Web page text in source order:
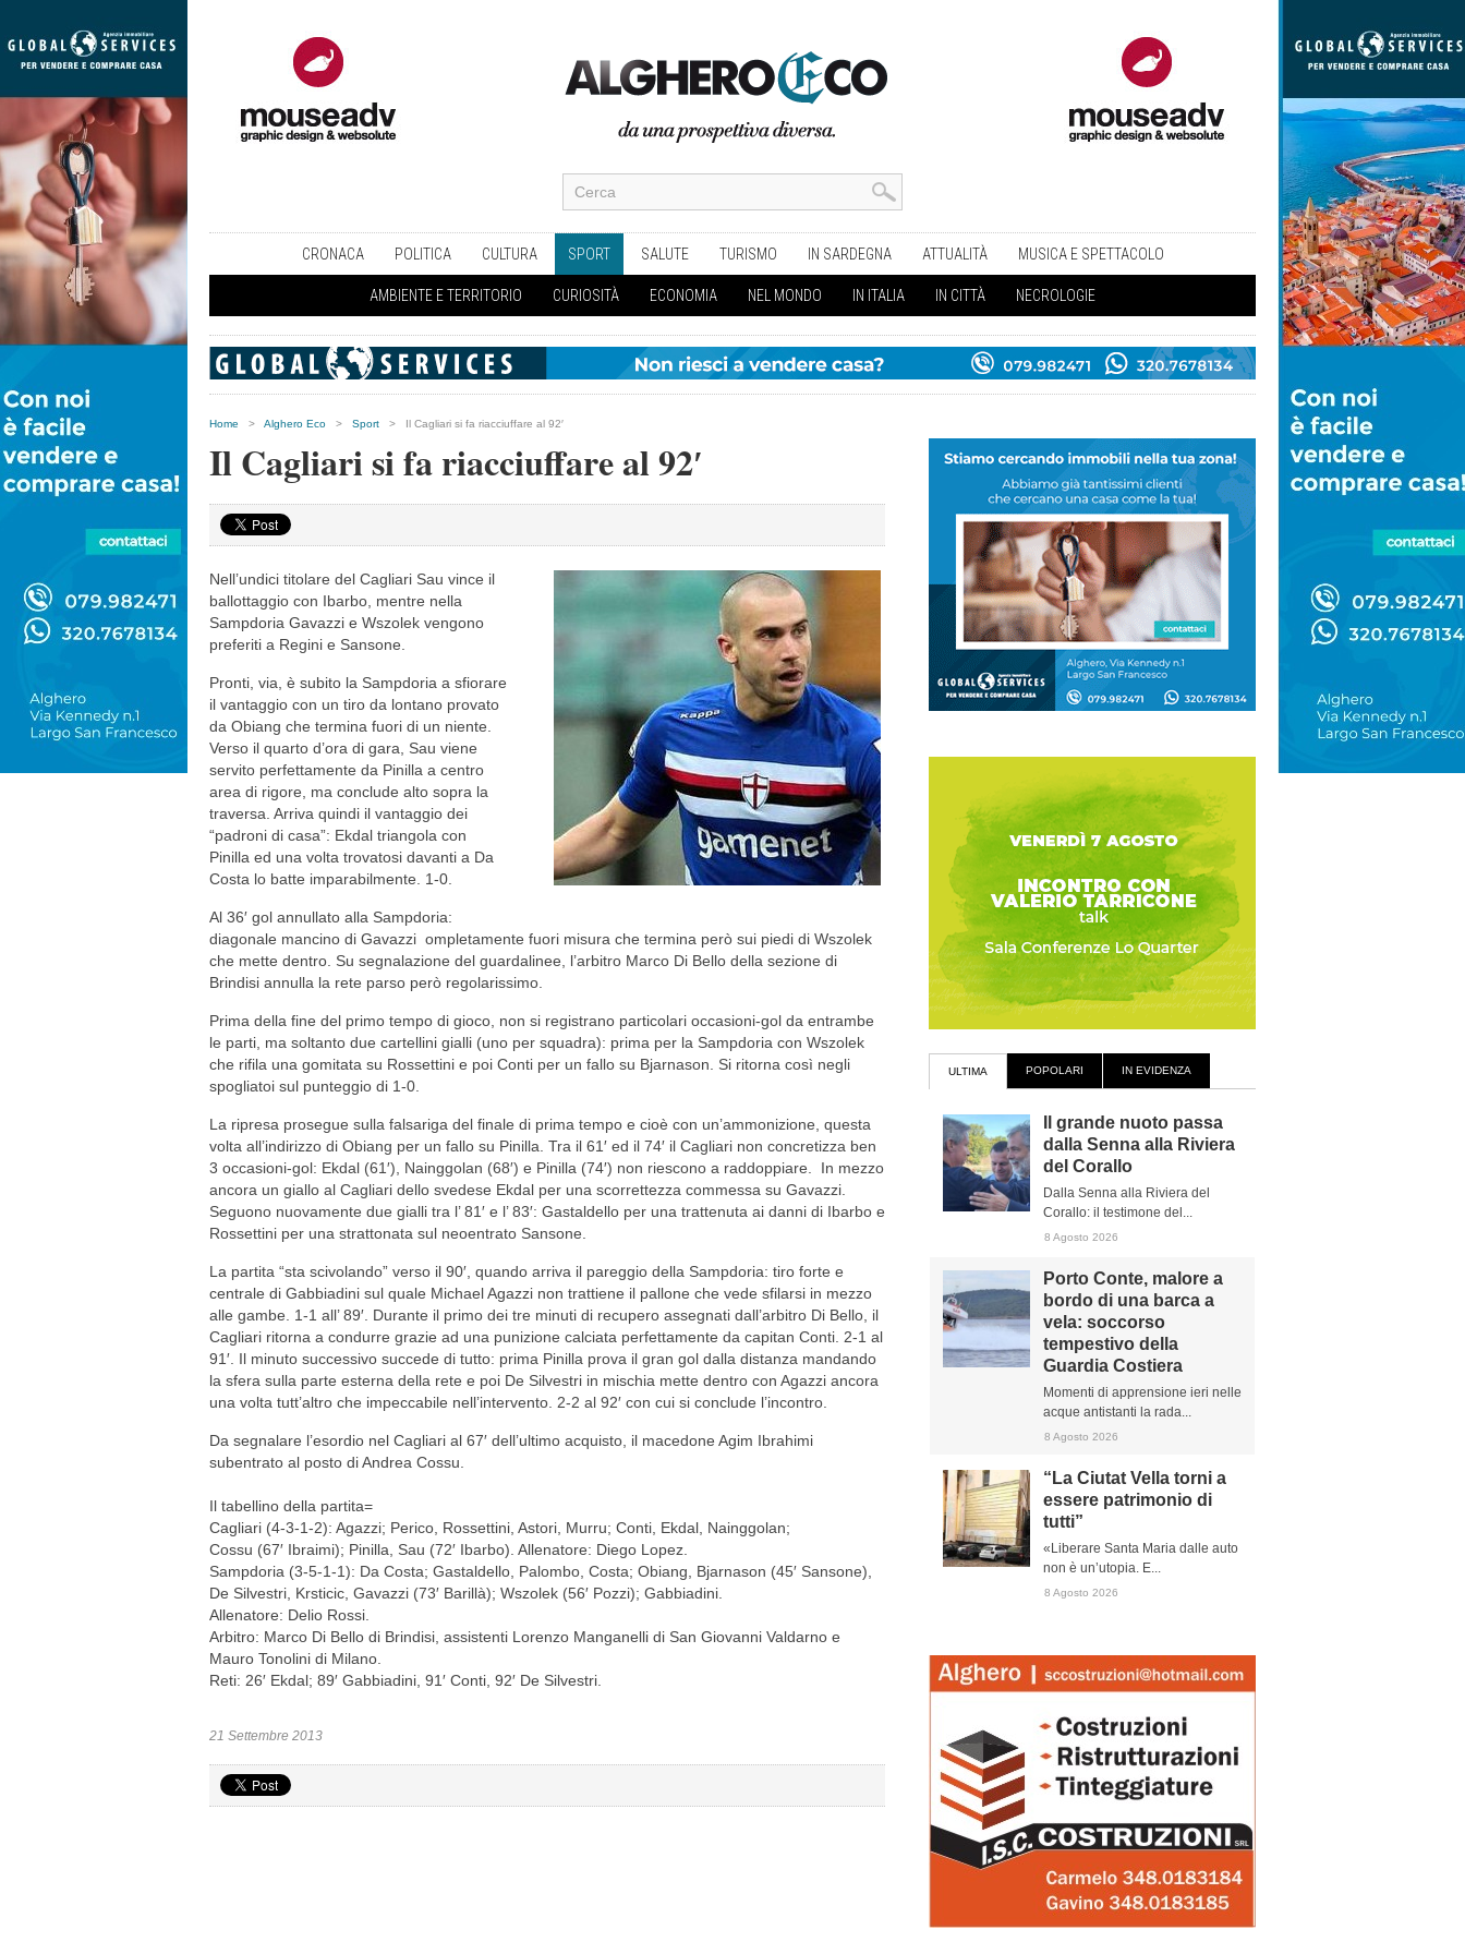
CRONACA POLITICA CULTURA SPORT SALUTE TURISMO IN SARDEGNA ATTUALITÀ MUSICA E SPETTACOLO
AMBIENTE E TERRITORIO CURIOSITÀ ECONOMIA NEL MONDO IN ITALIA IN CITTÀ NECROLOGIE
Home > Alghero Eco > Sport > Il Cagliari si fa riacciuffare al 92′
Il Cagliari si fa riacciuffare al 92′
Nell’undici titolare del Cagliari Sau vince il
ballottaggio con Ibarbo, mentre nella
Sampdoria Gavazzi e Wszolek vengono
preferiti a Regini e Sansone.
Pronti, via, è subito la Sampdoria a sfiorare
il vantaggio con un tiro da lontano provato
da Obiang che termina fuori di un niente.
Verso il quarto d’ora di gara, Sau viene
servito perfettamente da Pinilla a centro
area di rigore, ma conclude alto sopra la
traversa. Arriva quindi il vantaggio dei
“padroni di casa”: Ekdal triangola con
Pinilla ed una volta trovatosi davanti a Da
Costa lo batte imparabilmente. 1-0.
Al 36′ gol annullato alla Sampdoria:
diagonale mancino di Gavazzi ompletamente fuori misura che termina però sui piedi di Wszolek
che mette dentro. Su segnalazione del guardalinee, l’arbitro Marco Di Bello della sezione di
Brindisi annulla la rete parso però regolarissimo.
Prima della fine del primo tempo di gioco, non si registrano particolari occasioni-gol da entrambe
le parti, ma soltanto due cartellini gialli (uno per squadra): prima per la Sampdoria con Wszolek
che rifila una gomitata su Rossettini e poi Conti per un fallo su Bjarnason. Si ritorna così negli
spogliatoi sul punteggio di 1-0.
La ripresa prosegue sulla falsariga del finale di prima tempo e cioè con un’ammonizione, questa
volta all’indirizzo di Obiang per un fallo su Pinilla. Tra il 61′ ed il 74′ il Cagliari non concretizza ben
3 occasioni-gol: Ekdal (61′), Nainggolan (68′) e Pinilla (74′) non riescono a raddoppiare. In mezzo
ancora un giallo al Cagliari dello svedese Ekdal per una scorrettezza commessa su Gavazzi.
Seguono nuovamente due gialli tra l’ 81′ e l’ 83′: Gastaldello per una trattenuta ai danni di Ibarbo e
Rossettini per una strattonata sul neoentrato Sansone.
La partita “sta scivolando” verso il 90′, quando arriva il pareggio della Sampdoria: tiro forte e
centrale di Gabbiadini sul quale Michael Agazzi non trattiene il pallone che vede sfilarsi in mezzo
alle gambe. 1-1 all’ 89′. Durante il primo dei tre minuti di recupero assegnati dall’arbitro Di Bello, il
Cagliari ritorna a condurre grazie ad una punizione calciata perfettamente da capitan Conti. 2-1 al
91′. Il minuto successivo succede di tutto: prima Pinilla prova il gran gol dalla distanza mandando
la sfera sulla parte esterna della rete e poi De Silvestri in mischia mette dentro con Agazzi ancora
una volta tutt’altro che impeccabile nell’intervento. 2-2 al 92′ con cui si conclude l’incontro.
Da segnalare l’esordio nel Cagliari al 67′ dell’ultimo acquisto, il macedone Agim Ibrahimi
subentrato al posto di Andrea Cossu.
Il tabellino della partita=
Cagliari (4-3-1-2): Agazzi; Perico, Rossettini, Astori, Murru; Conti, Ekdal, Nainggolan;
Cossu (67′ Ibraimi); Pinilla, Sau (72′ Ibarbo). Allenatore: Diego Lopez.
Sampdoria (3-5-1-1): Da Costa; Gastaldello, Palombo, Costa; Obiang, Bjarnason (45′ Sansone),
De Silvestri, Krsticic, Gavazzi (73′ Barillà); Wszolek (56′ Pozzi); Gabbiadini.
Allenatore: Delio Rossi.
Arbitro: Marco Di Bello di Brindisi, assistenti Lorenzo Manganelli di San Giovanni Valdarno e
Mauro Tonolini di Milano.
Reti: 26′ Ekdal; 89′ Gabbiadini, 91′ Conti, 92′ De Silvestri.
21 Settembre 2013
ULTIMA POPOLARI IN EVIDENZA
Il grande nuoto passa
dalla Senna alla Riviera
del Corallo
Dalla Senna alla Riviera del
Corallo: il testimone del...
8 Agosto 2026
Porto Conte, malore a
bordo di una barca a
vela: soccorso
tempestivo della
Guardia Costiera
Momenti di apprensione ieri nelle
acque antistanti la rada...
8 Agosto 2026
“La Ciutat Vella torni a
essere patrimonio di
tutti”
«Liberare Santa Maria dalle auto
non è un’utopia. E...
8 Agosto 2026